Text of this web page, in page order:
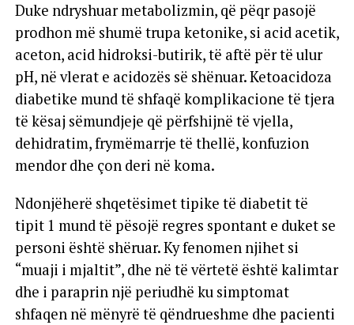
Duke ndryshuar metabolizmin, që pëqr pasojë
prodhon më shumë trupa ketonike, si acid acetik,
aceton, acid hidroksi-butirik, të aftë për të ulur
pH, në vlerat e acidozës së shënuar. Ketoacidoza
diabetike mund të shfaqë komplikacione të tjera
të kësaj sëmundjeje që përfshijnë të vjella,
dehidratim, frymëmarrje të thellë, konfuzion
mendor dhe çon deri në koma.
Ndonjëherë shqetësimet tipike të diabetit të
tipit 1 mund të pësojë regres spontant e duket se
personi është shëruar. Ky fenomen njihet si
“muaji i mjaltit”, dhe në të vërtetë është kalimtar
dhe i paraprin një periudhë ku simptomat
shfaqen në mënyrë të qëndrueshme dhe pacienti